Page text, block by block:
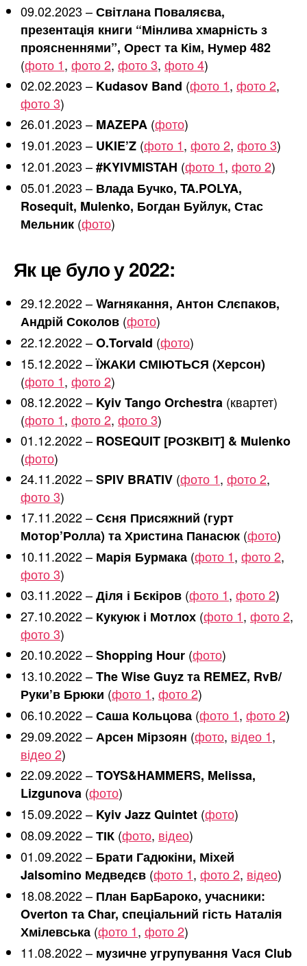
09.02.2023 –Світлана Поваляєва,
презентація книги “Мінлива хмарність з
проясненнями”, Орест та Кім, Нумер 482
(фото 1, фото 2, фото 3, фото 4)
02.02.2023 – Kudasov Band (фото 1, фото 2,
фото 3)
26.01.2023 – MAZEPA (фото)
19.01.2023 – UKIE’Z (фото 1, фото 2, фото 3)
12.01.2023 –#KYIVMISTAH (фото 1, фото 2)
05.01.2023 – Влада Бучко, TA.POLYA,
Rosequit, Mulenko, Богдан Буйлук, Стас
Мельник (фото)
Як це було у 2022:
29.12.2022 –Warнякання, Антон Слєпаков,
Андрій Соколов (фото)
22.12.2022 –O.Torvald (фото)
15.12.2022 –ЇЖАКИ СМІЮТЬСЯ (Херсон)
(фото 1, фото 2)
08.12.2022 – Kyiv Tango Orchestra (квартет)
(фото 1, фото 2, фото 3)
01.12.2022 – ROSEQUIT [РОЗКВІТ] & Mulenko
(фото)
24.11.2022 –SPIV BRATIV (фото 1, фото 2,
фото 3)
17.11.2022 –Сєня Присяжний (гурт
Мотор’Ролла) та Христина Панасюк (фото)
10.11.2022 – Марія Бурмака (фото 1, фото 2,
фото 3)
03.11.2022 –Діля і Бєкіров (фото 1, фото 2)
27.10.2022 – Кукуюк і Мотлох (фото 1, фото 2,
фото 3)
20.10.2022 –Shopping Hour (фото)
13.10.2022 –The Wise Guyz та REMEZ, RvB/
Руки’в Брюки (фото 1, фото 2)
06.10.2022 –Саша Кольцова (фото 1, фото 2)
29.09.2022 –Арсен Мірзоян (фото, відео 1,
відео 2)
22.09.2022 –TOYS&HAMMERS, Melissa,
Lizgunova (фото)
15.09.2022 – Kyiv Jazz Quintet (фото)
08.09.2022 –ТІК (фото, відео)
01.09.2022 – Брати Гадюкіни, Міхей
Jalsomino Медведєв (фото 1, фото 2, відео)
18.08.2022 – План БарБароко, учасники:
Overton та Char, спеціальний гість Наталія
Хмілевська (фото 1, фото 2)
11.08.2022 – музичне угрупування Vася Club